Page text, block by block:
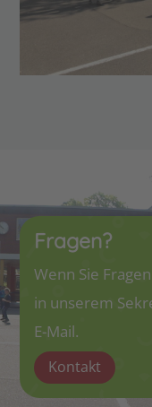
Fragen?
Wenn Sie
in unserem
E-Mail.
Kontakt